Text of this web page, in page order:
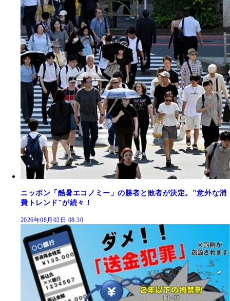
ニッポン「酷暑エコノミー」の勝者と敗者が決定。"意外な消
費トレンド"が続々！
2026年08月02日 08:30